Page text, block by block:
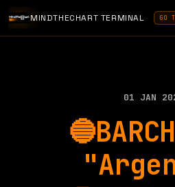
MINDTHECHART TERMINAL GO
01 JAN